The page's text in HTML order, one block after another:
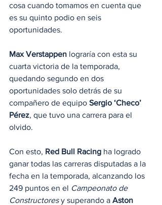
cosa cuando tomamos en cuenta que
es su quinto podio en seis
oportunidades.
Max Verstappen lograría con esta su
cuarta victoria de la temporada,
quedando segundo en dos
oportunidades solo detrás de su
compañero de equipo Sergio ‘Checo’
Pérez, que tuvo una carrera para el
olvido.
Con esto, Red Bull Racing ha logrado
ganar todas las carreras disputadas a la
fecha en la temporada, alcanzando los
249 puntos en el Campeonato de
Constructores y superando a Aston